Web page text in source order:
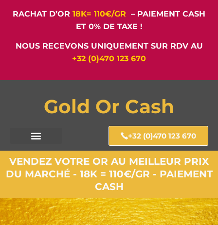
RACHAT D’OR 18K= 110€/GR – PAIEMENT CASH
ET 0% DE TAXE !
NOUS RECEVONS UNIQUEMENT SUR RDV AU
+32 (0)470 123 670
Gold Or Cash
+32 (0)470 123 670
VENDEZ VOTRE OR AU MEILLEUR PRIX
DU MARCHÉ - 18K = 110€/GR - PAIEMENT
CASH